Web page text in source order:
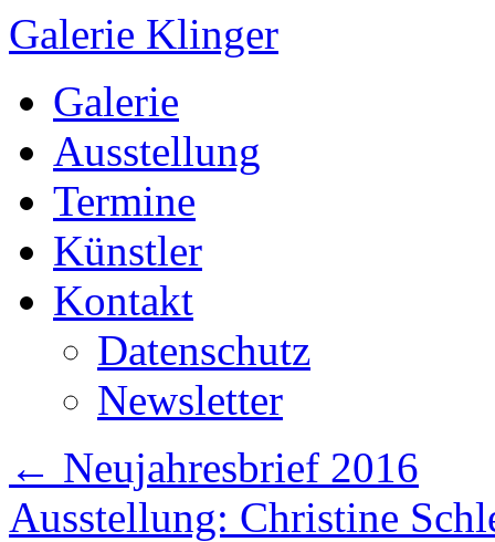
Galerie Klinger
Springe
zum
Galerie
Ausstellung
Termine
Künstler
Kontakt
Datenschutz
Newsletter
← Neujahresbrief 2016
Ausstellung: Christine